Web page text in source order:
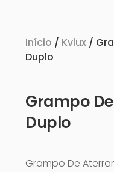
Início / Kvlux /
Duplo
Grampo
Duplo
Grampo De